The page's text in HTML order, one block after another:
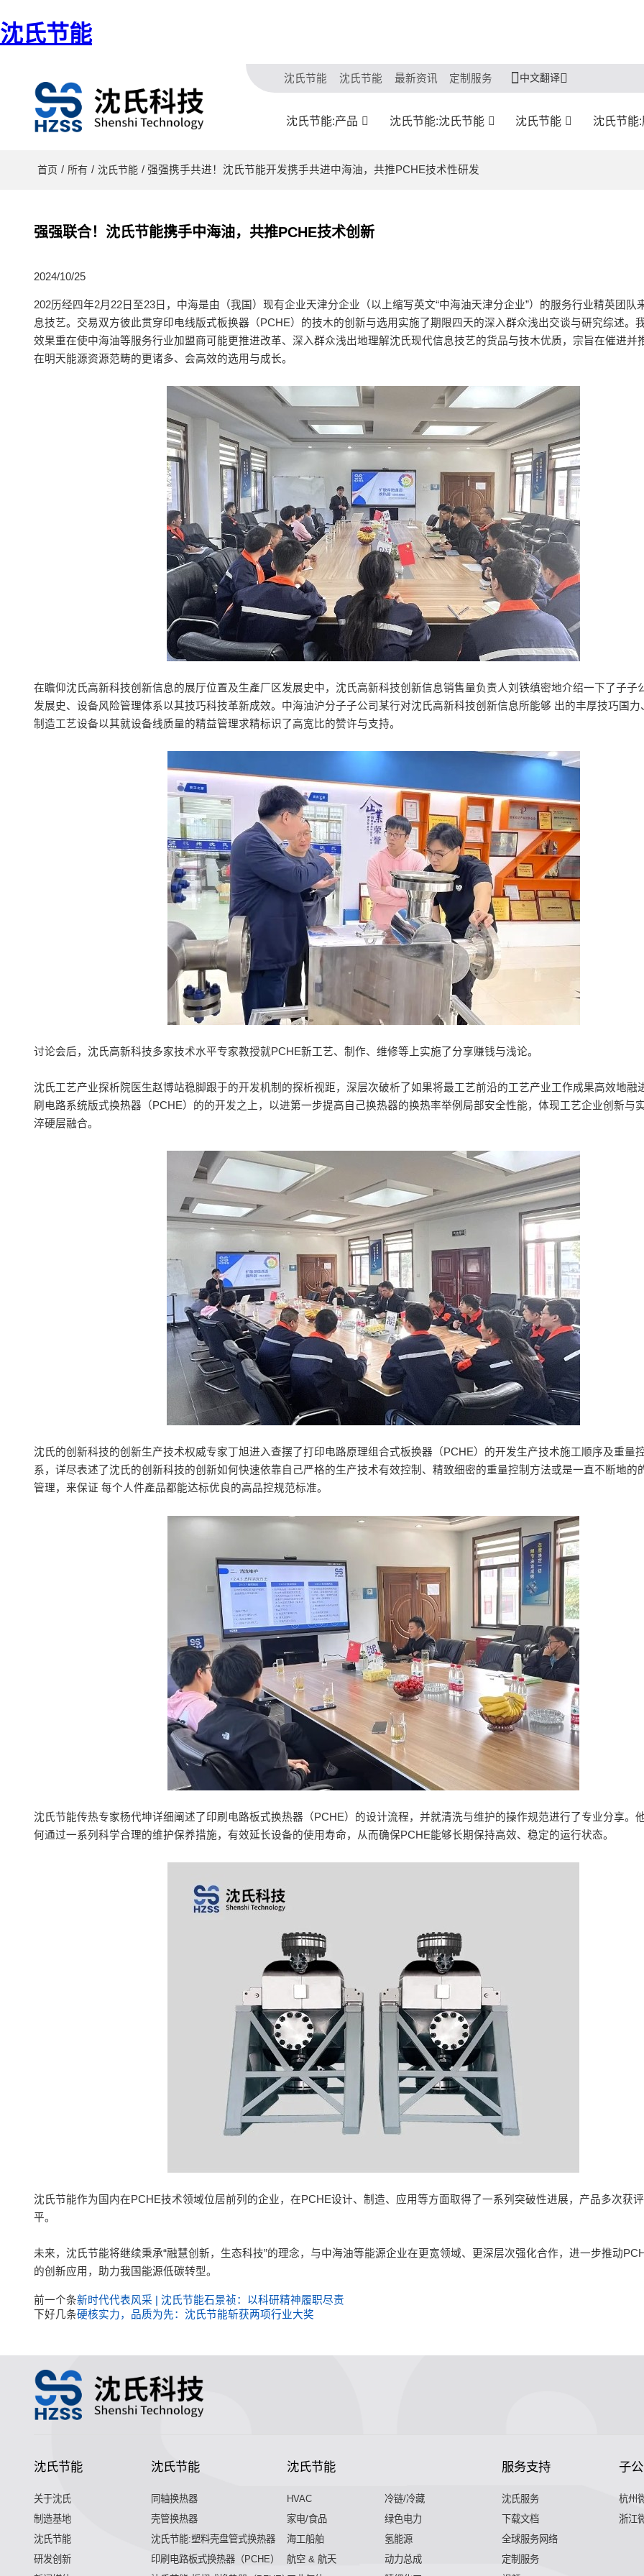
沈氏节能
沈氏节能 沈氏节能 最新资讯 定制服务 中文翻译
沈氏节能:产品 沈氏节能:沈氏节能 沈氏节能 沈氏节能
首页 / 所有 / 沈氏节能 / 强强携手共进！沈氏节能开发携手共进中海油，共推PCHE技术性研发
强强联合！沈氏节能携手中海油，共推PCHE技术创新
2024/10/25
202历经四年2月22日至23日，中海是由（我国）现有企业天津分企业（以上缩写英文“中海油天津分企业”）的服务行业精英团队
息技艺。交易双方彼此贯穿印电线版式板换器（PCHE）的技木的创新与选用实施了期限四天的深入群众浅出交谈与研究综述。
效果重在使中海油等服务行业加盟商可能更推进改革、深入群众浅出地理解沈氏现代信息技艺的货品与技木优质，宗旨在催进并
在明天能源资源范畴的更诸多、会高效的选用与成长。
在瞻仰沈氏高新科技创新信息的展厅位置及生產厂区发展史中，沈氏高新科技创新信息销售量负责人刘铁缜密地介绍一下了子子
发展史、设备风险管理体系以其技巧科技革新成效。中海油沪分子子公司某行对沈氏高新科技创新信息所能够 出的丰厚技巧国力
制造工艺设备以其就设备线质量的精益管理求精标识了高宽比的赞许与支持。
讨论会后，沈氏高新科技多家技术水平专家教授就PCHE新工艺、制作、维修等上实施了分享赚钱与浅论。
沈氏工艺产业探析院医生赵博站稳脚跟于的开发机制的探析视距，深层次破析了如果将最工艺前沿的工艺产业工作成果高效地融
刷电路系统版式换热器（PCHE）的的开发之上，以进第一步提高自己换热器的换热率举例局部安全性能，体现工艺企业创新与
淬硬层融合。
沈氏的创新科技的创新生产技术权威专家丁旭进入查摆了打印电路原理组合式板换器（PCHE）的开发生产技术施工顺序及重量
系，详尽表述了沈氏的创新科技的创新如何快速依靠自己严格的生产技术有效控制、精致细密的重量控制方法或是一直不断地的
管理，来保证 每个人件產品都能达标优良的高品控规范标准。
沈氏节能传热专家杨代坤详细阐述了印刷电路板式换热器（PCHE）的设计流程，并就清洗与维护的操作规范进行了专业分享。
何通过一系列科学合理的维护保养措施，有效延长设备的使用寿命，从而确保PCHE能够长期保持高效、稳定的运行状态。
沈氏节能作为国内在PCHE技术领域位居前列的企业，在PCHE设计、制造、应用等方面取得了一系列突破性进展，产品多次获
平。
未来，沈氏节能将继续秉承“融慧创新，生态科技”的理念，与中海油等能源企业在更宽领域、更深层次强化合作，进一步推动
的创新应用，助力我国能源低碳转型。
前一个条新时代代表风采 | 沈氏节能石景祯：以科研精神履职尽责
下好几条硬核实力，品质为先：沈氏节能斩获两项行业大奖
沈氏节能
关于沈氏
制造基地
沈氏节能
研发创新
沈氏节能
同轴换热器
壳管换热器
沈氏节能:塑料壳盘管式换热器
印刷电路板式换热器（PCHE）
沈氏节能
HVAC
冷链/冷藏
家电/食品
绿色电力
海工船舶
氢能源
航空 & 航天
动力总成
服务支持
沈氏服务
下载文档
全球服务网络
定制服务
子
杭州
浙江